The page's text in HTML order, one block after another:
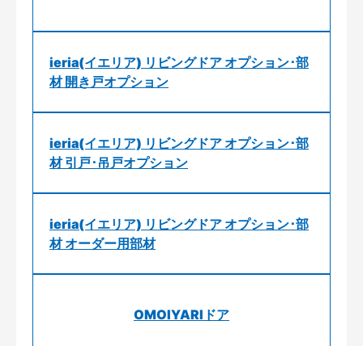
ieria(イエリア) リビングドア オプション･部
材 開き戸オプション
ieria(イエリア) リビングドア オプション･部
材 引戸･吊戸オプション
ieria(イエリア) リビングドア オプション･部
材 オーダー用部材
OMOIYARIドア